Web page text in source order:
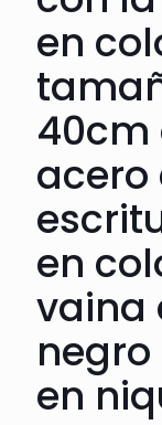
en
40cm
acero
en
vaina
en